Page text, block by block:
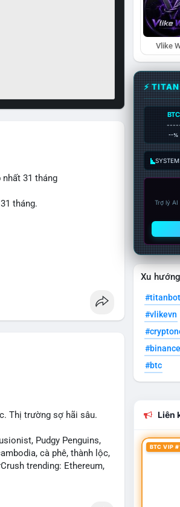
31 tháng
tháng.
Thị trường sợ hãi sâu.
Pudgy Penguins,
cà phê, thành lộc,
trending: Ethereum,
Madrid, Beyoncé,
Vlike
⚡
BTC
--%
Trợ lý
Xu
#titanbot
#vlikevn
#btc
Liên
BTC VIP